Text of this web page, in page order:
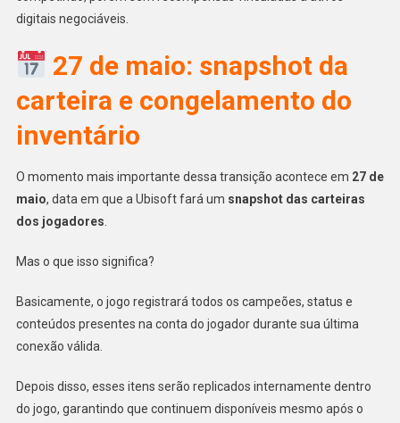
digitais negociáveis.
27 de maio: snapshot da
carteira e congelamento do
inventário
O momento mais importante dessa transição acontece em 27 de
maio, data em que a Ubisoft fará um snapshot das carteiras
dos jogadores.
Mas o que isso significa?
Basicamente, o jogo registrará todos os campeões, status e
conteúdos presentes na conta do jogador durante sua última
conexão válida.
Depois disso, esses itens serão replicados internamente dentro
do jogo, garantindo que continuem disponíveis mesmo após o